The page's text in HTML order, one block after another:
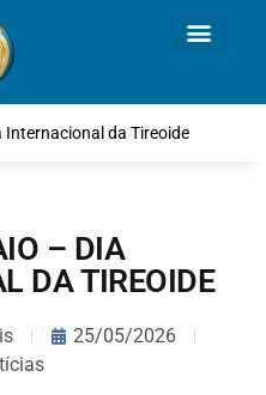
Internacional da Tireoide
– DIA
DA TIREOIDE
25/05/2026